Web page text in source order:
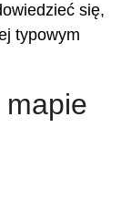
się,
typowym
mapie